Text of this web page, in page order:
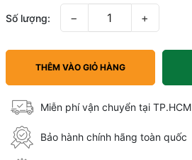
Số lượng: − +
THÊM VÀO GIỎ HÀNG
Miễn phí vận chuyển tại TP.HCM
Bảo hành chính hãng toàn quốc